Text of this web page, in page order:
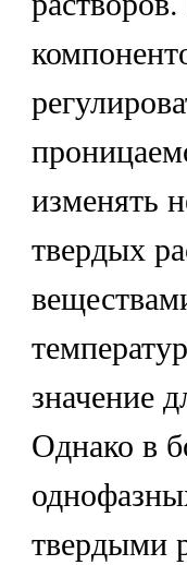
изменять
твердых
значение
Однако в
твердыми